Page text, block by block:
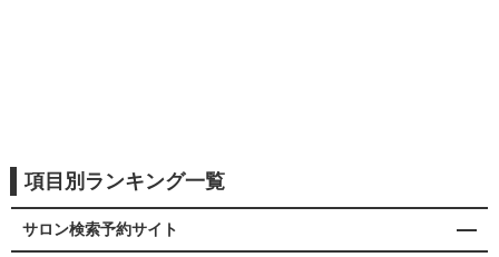
項目別ランキング一覧
サロン検索予約サイト